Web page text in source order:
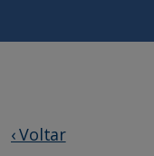
‹ Voltar